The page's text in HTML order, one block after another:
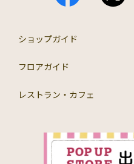
ショップガイド
フロアガイド
レストラン・カフェ